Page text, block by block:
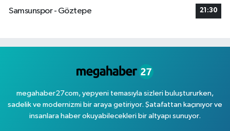
Samsunspor - Göztepe
21:30
megahaber27com, yepyeni temasıyla sizleri buluştururken,
sadelik ve modernizmi bir araya getiriyor. Şatafattan kaçınıyor ve
insanlara haber okuyabilecekleri bir altyapı sunuyor.